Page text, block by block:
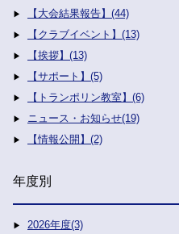
【大会結果報告】(44)
【クラブイベント】(13)
【挨拶】(13)
【サポート】(5)
【トランポリン教室】(6)
ニュース・お知らせ(19)
【情報公開】(2)
年度別
2026年度(3)